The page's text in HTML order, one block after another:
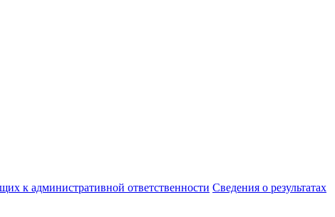
к административной ответственности Сведения о результатах